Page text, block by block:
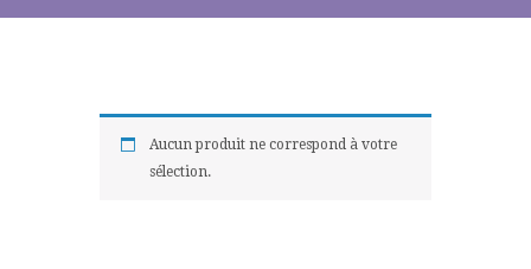
Aucun produit ne correspond à votre
sélection.